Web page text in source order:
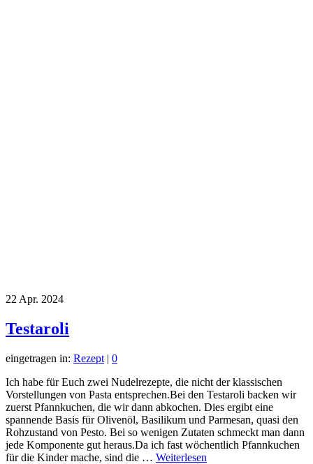
22 Apr. 2024
Testaroli
eingetragen in: Rezept | 0
Ich habe für Euch zwei Nudelrezepte, die nicht der klassischen
Vorstellungen von Pasta entsprechen.Bei den Testaroli backen wir
zuerst Pfannkuchen, die wir dann abkochen. Dies ergibt eine
spannende Basis für Olivenöl, Basilikum und Parmesan, quasi den
Rohzustand von Pesto. Bei so wenigen Zutaten schmeckt man dann
jede Komponente gut heraus.Da ich fast wöchentlich Pfannkuchen
für die Kinder mache, sind die … Weiterlesen